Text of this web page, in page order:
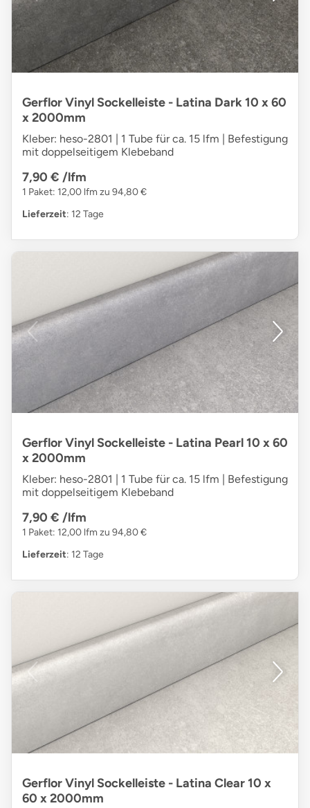
Gerflor Vinyl Sockelleiste - Latina Dark 10 x 60
x 2000mm
Kleber: heso-2801 | 1 Tube für ca. 15 lfm | Befestigung
mit doppelseitigem Klebeband
7,90 € /lfm
1 Paket: 12,00 lfm zu 94,80 €
Lieferzeit: 12 Tage
Gerflor Vinyl Sockelleiste - Latina Pearl 10 x 60
x 2000mm
Kleber: heso-2801 | 1 Tube für ca. 15 lfm | Befestigung
mit doppelseitigem Klebeband
7,90 € /lfm
1 Paket: 12,00 lfm zu 94,80 €
Lieferzeit: 12 Tage
Gerflor Vinyl Sockelleiste - Latina Clear 10 x
60 x 2000mm